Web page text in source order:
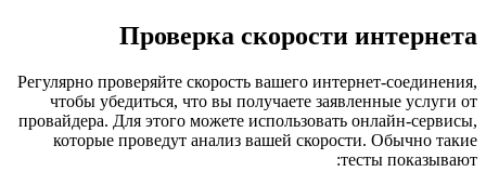
Проверка скорости интернета
Регулярно проверяйте скорость вашего интернет-соединения,
чтобы убедиться, что вы получаете заявленные услуги от
провайдера. Для этого можете использовать онлайн-сервисы,
которые проведут анализ вашей скорости. Обычно такие
тесты показывают: